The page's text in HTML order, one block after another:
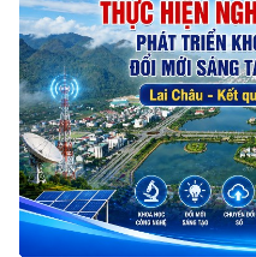
dự và chỉ đạo phiên
chí Lê Hoài Trung - Ủy
ủy, Bộ trưởng Bộ
ban, bộ, ngành Trung